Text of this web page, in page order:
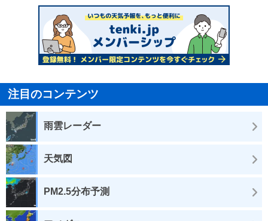
注目のコンテンツ
雨雲レーダー
天気図
PM2.5分布予測